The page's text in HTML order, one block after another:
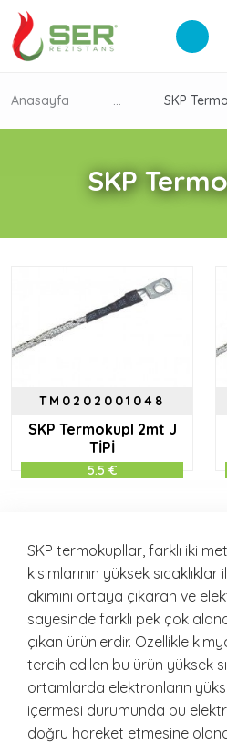
SKP
Anasayfa ... SKP
TM0202001048
SKP Termokupl 2mt J
TİPİ
5.5 €
SKP termokupllar, farklı iki
kısımlarının yüksek sıcaklıklar
akımını ortaya çıkaran ve
sayesinde farklı pek çok
çıkan ürünlerdir. Özellikle
tercih edilen bu ürün yüksek
ortamlarda elektronların
içermesi durumunda bu
doğru hareket etmesine